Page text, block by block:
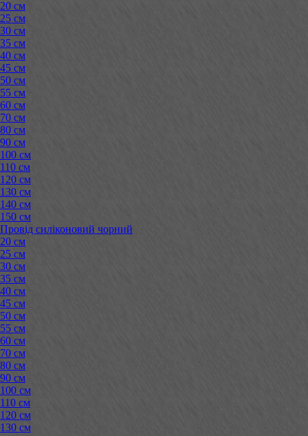
20 см
25 см
30 см
35 см
40 см
45 см
50 см
55 см
60 см
70 см
80 см
90 см
100 см
110 см
120 см
130 см
140 см
150 см
Провід силіконовий чорний
20 см
25 см
30 см
35 см
40 см
45 см
50 см
55 см
60 см
70 см
80 см
90 см
100 см
110 см
120 см
130 см